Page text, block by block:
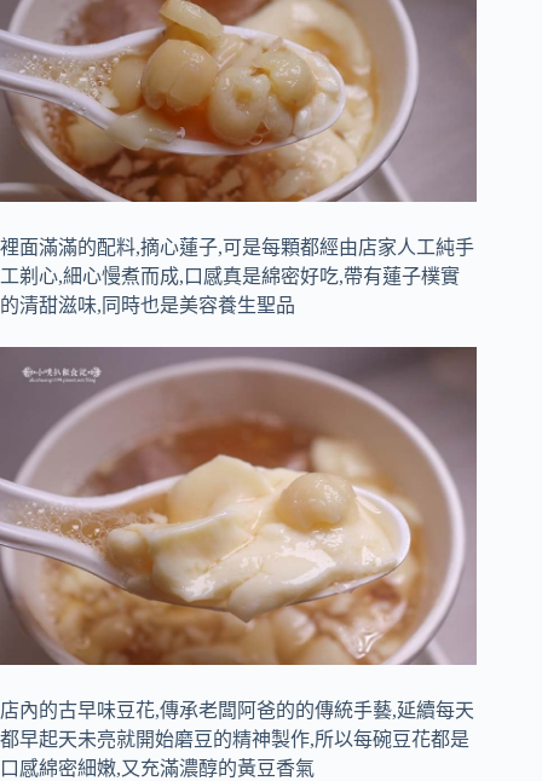
裡面滿滿的配料,摘心蓮子,可是每顆都經由店家人工純手
工剃心,細心慢煮而成,口感真是綿密好吃,帶有蓮子樸實
的清甜滋味,同時也是美容養生聖品
店內的古早味豆花,傳承老闆阿爸的的傳統手藝,延續每天
都早起天未亮就開始磨豆的精神製作,所以每碗豆花都是
口感綿密細嫩,又充滿濃醇的黃豆香氣